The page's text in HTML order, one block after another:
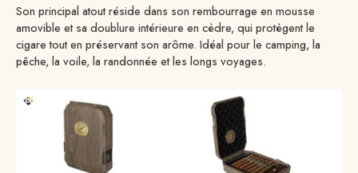
Son principal atout réside dans son rembourrage en mousse
amovible et sa doublure intérieure en cèdre, qui protègent le
cigare tout en préservant son arôme. Idéal pour le camping, la
pêche, la voile, la randonnée et les longs voyages.